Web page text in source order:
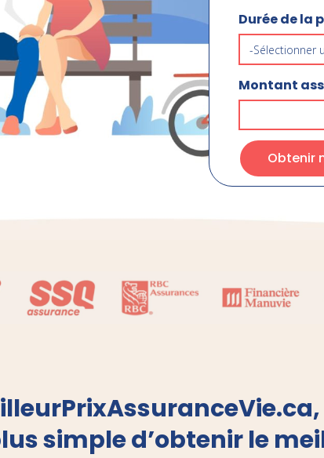
Durée de la
Montant
Obtenir
simple d’obtenir le